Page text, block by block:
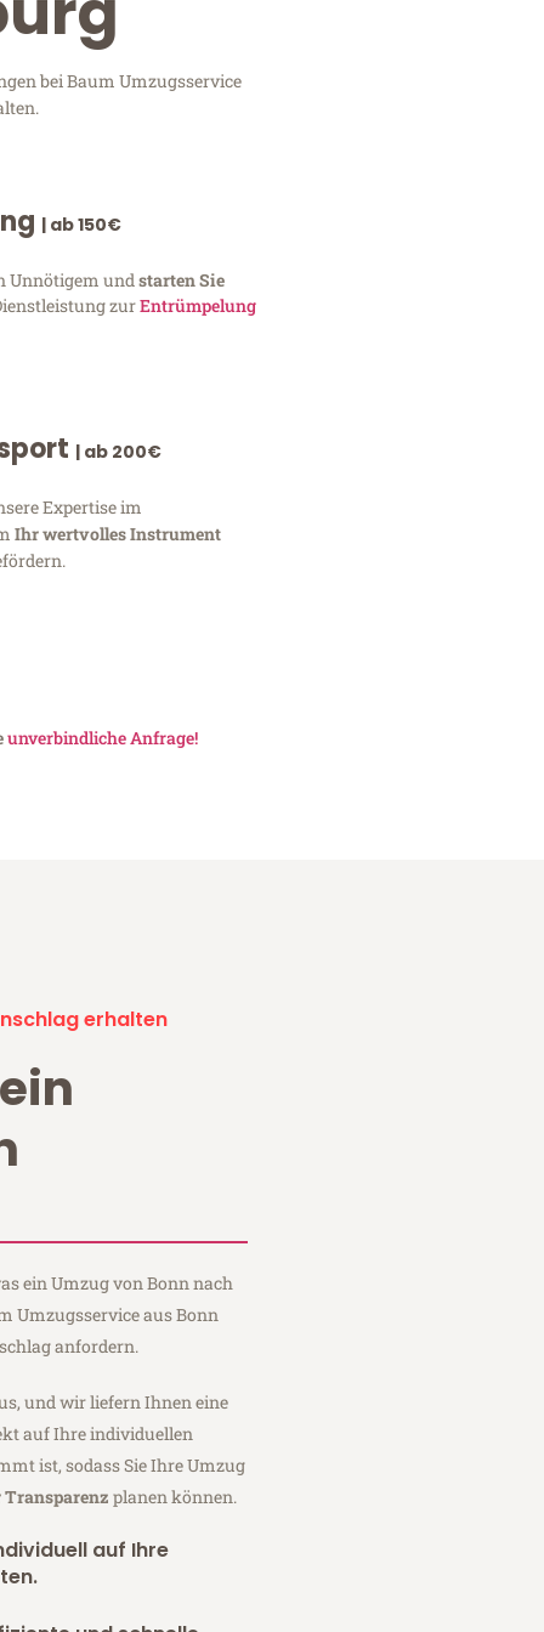
bei Baum Umzugsservice
| ab 150€
Unnötigem und starten Sie
zurEntrümpelung
| ab 200€
Expertise im
Ihr wertvolles Instrument
unverbindliche Anfrage!
erhalten
ein Umzug von Bonn nach
Umzugsservice aus Bonn
anfordern.
und wir liefern Ihnen eine
auf Ihre individuellen
ist, sodass Sie Ihre Umzug
Transparenz planen können.
auf Ihre